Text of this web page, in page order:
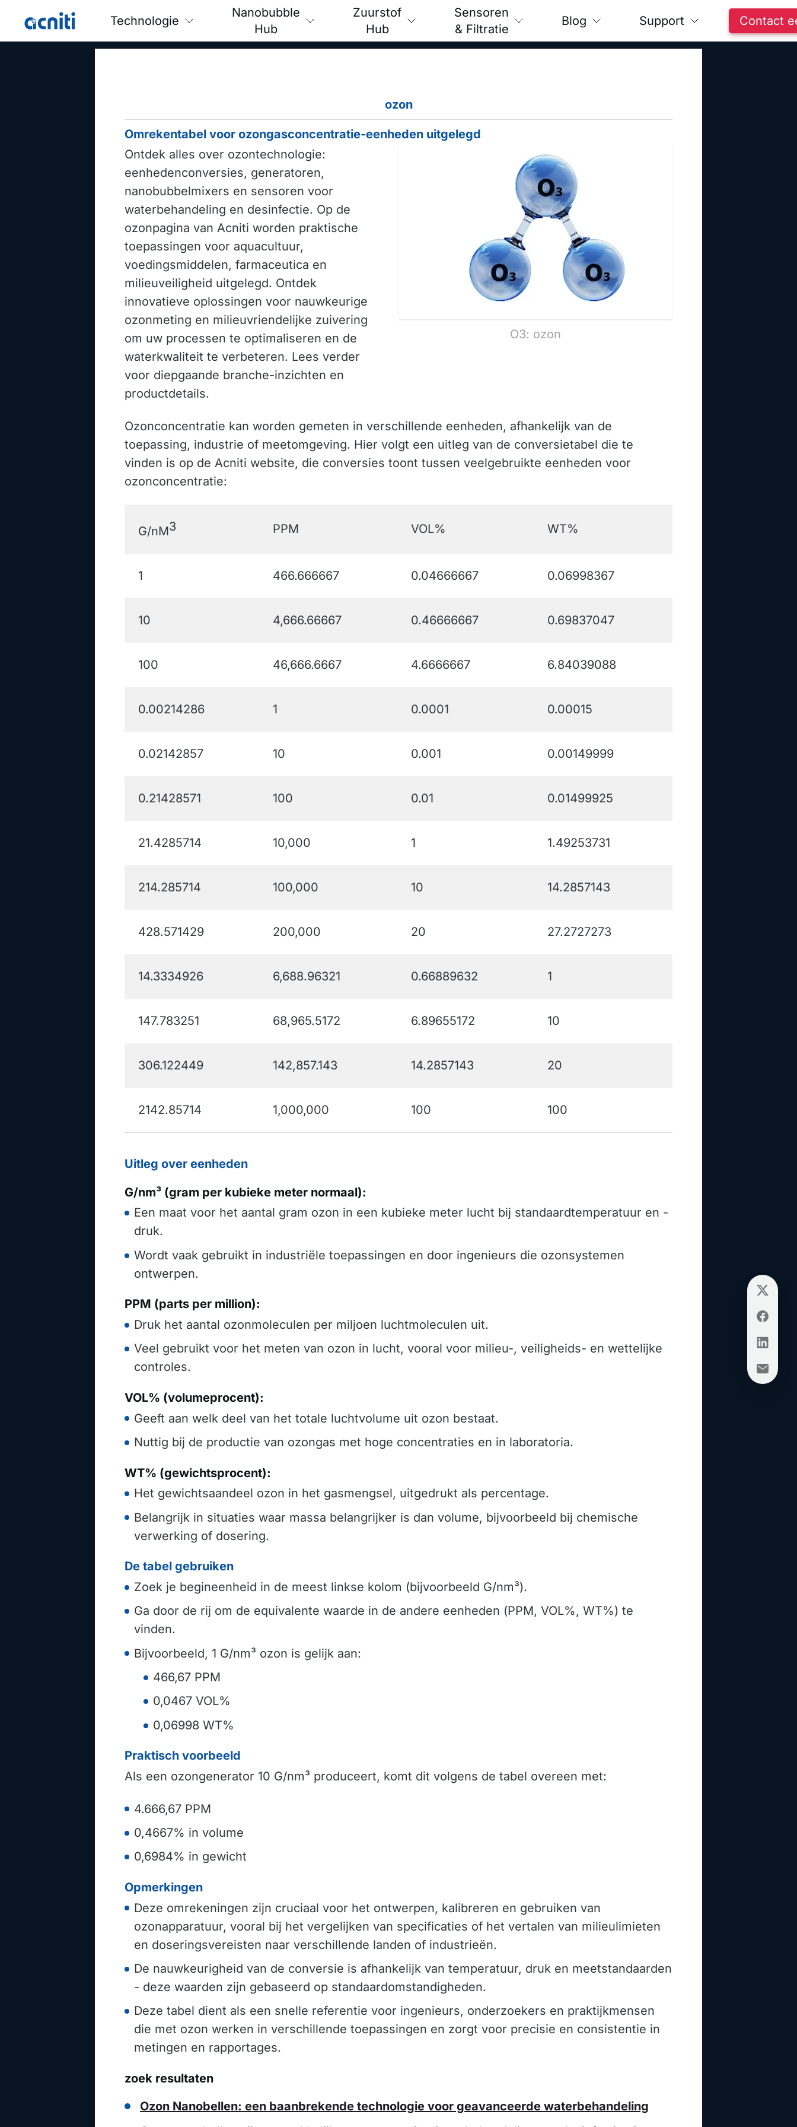
Technologie
Nanobubble
Hub
Zuurstof
Hub
Sensoren
& Filtratie
Blog Support Contact
ozon
Omrekentabel voor ozongasconcentratie-eenheden uitgelegd
O3: ozon
Ontdek alles over ozontechnologie:
eenhedenconversies, generatoren,
nanobubbelmixers en sensoren voor
waterbehandeling en desinfectie. Op de
ozonpagina van Acniti worden praktische
toepassingen voor aquacultuur,
voedingsmiddelen, farmaceutica en
milieuveiligheid uitgelegd. Ontdek
innovatieve oplossingen voor nauwkeurige
ozonmeting en milieuvriendelijke zuivering
om uw processen te optimaliseren en de
waterkwaliteit te verbeteren. Lees verder
voor diepgaande branche-inzichten en
productdetails.
Ozonconcentratie kan worden gemeten in verschillende eenheden, afhankelijk van de
toepassing, industrie of meetomgeving. Hier volgt een uitleg van de conversietabel die te
vinden is op de Acniti website, die conversies toont tussen veelgebruikte eenheden voor
ozonconcentratie:
G/nM3 PPM VOL% WT%
1 466.666667 0.04666667 0.06998367
10 4,666.66667 0.46666667 0.69837047
100 46,666.6667 4.6666667 6.84039088
0.00214286 1 0.0001 0.00015
0.02142857 10 0.001 0.00149999
0.21428571 100 0.01 0.01499925
21.4285714 10,000 1 1.49253731
214.285714 100,000 10 14.2857143
428.571429 200,000 20 27.2727273
14.3334926 6,688.96321 0.66889632 1
147.783251 68,965.5172 6.89655172 10
306.122449 142,857.143 14.2857143 20
2142.85714 1,000,000 100 100
Uitleg over eenheden
G/nm³ (gram per kubieke meter normaal):
Een maat voor het aantal gram ozon in een kubieke meter lucht bij standaardtemperatuur en -
druk.
Wordt vaak gebruikt in industriële toepassingen en door ingenieurs die ozonsystemen
ontwerpen.
PPM (parts per million):
Druk het aantal ozonmoleculen per miljoen luchtmoleculen uit.
Veel gebruikt voor het meten van ozon in lucht, vooral voor milieu-, veiligheids- en wettelijke
controles.
VOL% (volumeprocent):
Geeft aan welk deel van het totale luchtvolume uit ozon bestaat.
Nuttig bij de productie van ozongas met hoge concentraties en in laboratoria.
WT% (gewichtsprocent):
Het gewichtsaandeel ozon in het gasmengsel, uitgedrukt als percentage.
Belangrijk in situaties waar massa belangrijker is dan volume, bijvoorbeeld bij chemische
verwerking of dosering.
De tabel gebruiken
Zoek je begineenheid in de meest linkse kolom (bijvoorbeeld G/nm³).
Ga door de rij om de equivalente waarde in de andere eenheden (PPM, VOL%, WT%) te
vinden.
Bijvoorbeeld, 1 G/nm³ ozon is gelijk aan:
466,67 PPM
0,0467 VOL%
0,06998 WT%
Praktisch voorbeeld
Als een ozongenerator 10 G/nm³ produceert, komt dit volgens de tabel overeen met:
4.666,67 PPM
0,4667% in volume
0,6984% in gewicht
Opmerkingen
Deze omrekeningen zijn cruciaal voor het ontwerpen, kalibreren en gebruiken van
ozonapparatuur, vooral bij het vergelijken van specificaties of het vertalen van milieulimieten
en doseringsvereisten naar verschillende landen of industrieën.
De nauwkeurigheid van de conversie is afhankelijk van temperatuur, druk en meetstandaarden
- deze waarden zijn gebaseerd op standaardomstandigheden.
Deze tabel dient als een snelle referentie voor ingenieurs, onderzoekers en praktijkmensen
die met ozon werken in verschillende toepassingen en zorgt voor precisie en consistentie in
metingen en rapportages.
zoek resultaten
Ozon Nanobellen: een baanbrekende technologie voor geavanceerde waterbehandeling